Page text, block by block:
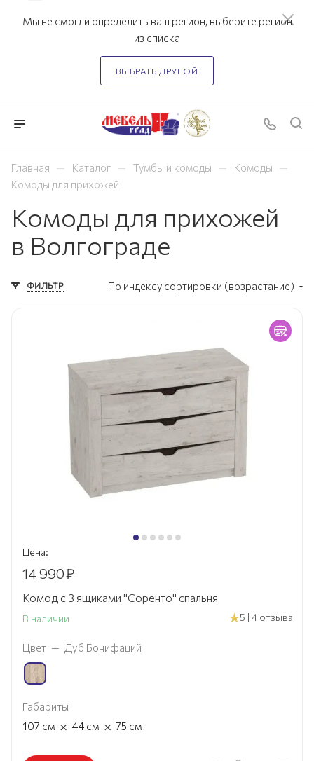
Мы не смогли определить ваш регион, выберите регион
из списка
ВЫБРАТЬ ДРУГОЙ
Главная — Каталог — Тумбы и комоды — Комоды —
Комоды для прихожей
Комоды для прихожей
в Волгограде
ФИЛЬТР По индексу сортировки (возрастание)
Цена:
14 990₽
Комод с 3 ящиками "Соренто" спальня
В наличии 5 | 4 отзыва
Цвет — Дуб Бонифаций
Габариты
107 см × 44 см × 75 см